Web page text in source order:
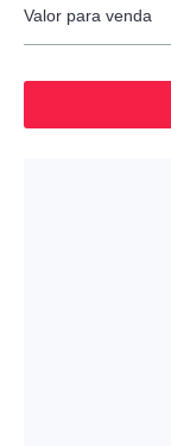
Valor para venda